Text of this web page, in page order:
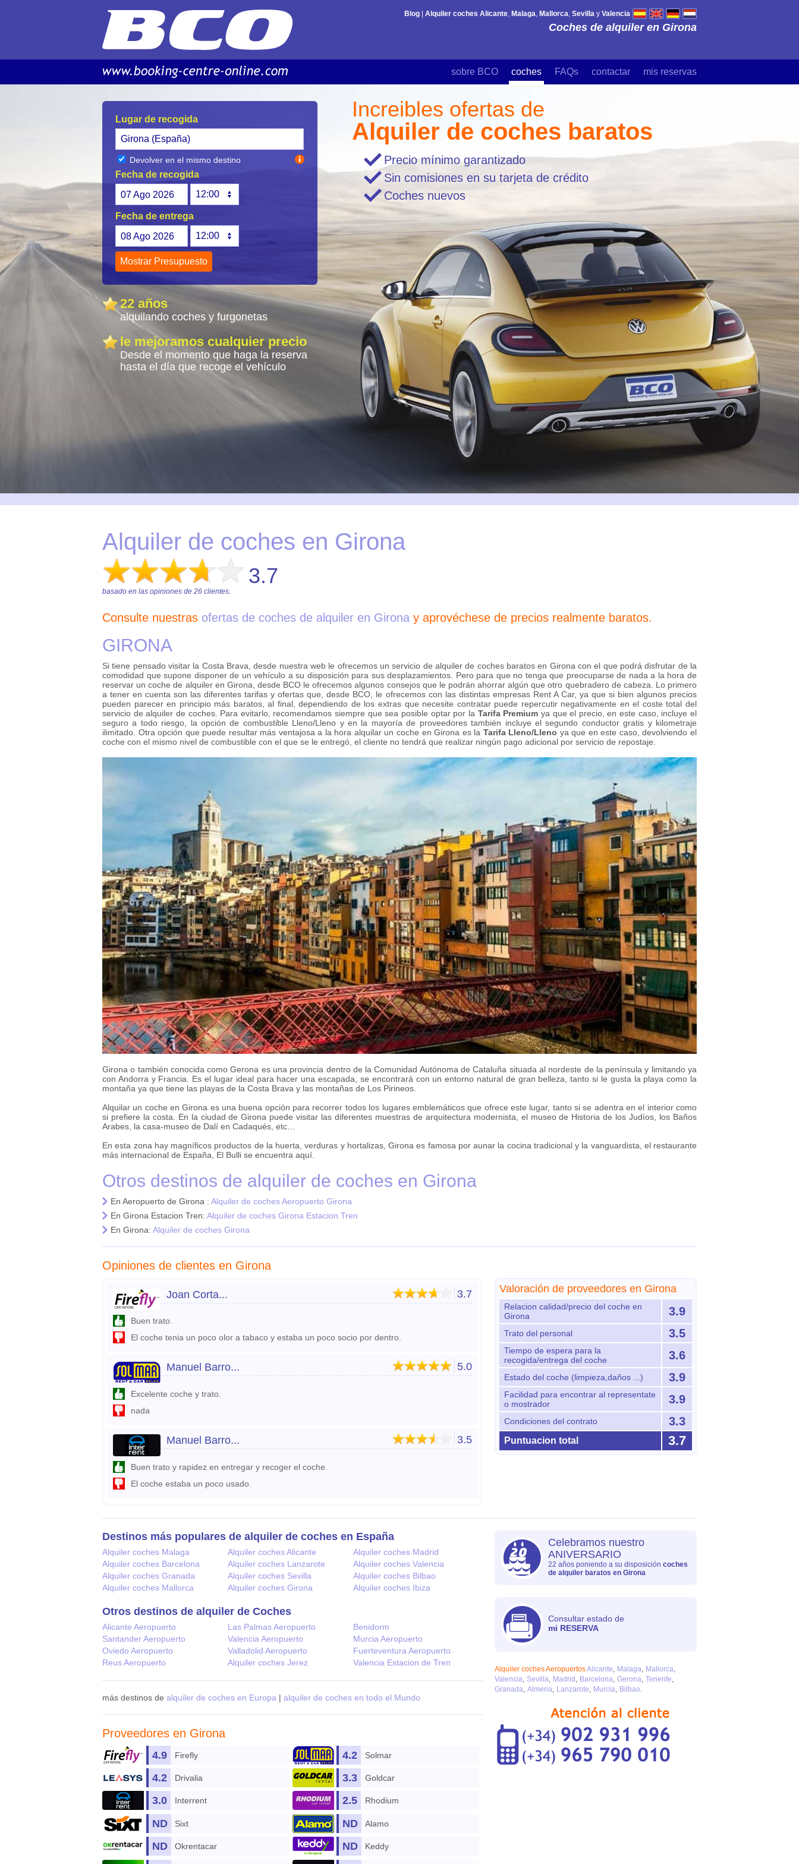
Alquiler de coches en Girona
3.7
basado en las opiniones de 26 clientes.
Consulte nuestras ofertas de coches de alquiler en Girona y aprovéchese de precios realmente baratos.
GIRONA
Si tiene pensado visitar la Costa Brava, desde nuestra web le ofrecemos un servicio de alquiler de coches baratos en Girona con el que podrá disfrutar de la
comodidad que supone disponer de un vehículo a su disposición para sus desplazamientos. Pero para que no tenga que preocuparse de nada a la hora de
reservar un coche de alquiler en Girona, desde BCO le ofrecemos algunos consejos que le podrán ahorrar algún que otro quebradero de cabeza. Lo primero
a tener en cuenta son las diferentes tarifas y ofertas que, desde BCO, le ofrecemos con las distintas empresas Rent A Car, ya que si bien algunos precios
pueden parecer en principio más baratos, al final, dependiendo de los extras que necesite contratar puede repercutir negativamente en el coste total del
servicio de alquiler de coches. Para evitarlo, recomendamos siempre que sea posible optar por la Tarifa Premium ya que el precio, en este caso, incluye el
seguro a todo riesgo, la opción de combustible Lleno/Lleno y en la mayoría de proveedores también incluye el segundo conductor gratis y kilometraje
ilimitado. Otra opción que puede resultar más ventajosa a la hora alquilar un coche en Girona es la Tarifa Lleno/Lleno ya que en este caso, devolviendo el
coche con el mismo nivel de combustible con el que se le entregó, el cliente no tendrá que realizar ningún pago adicional por servicio de repostaje.
Girona o también conocida como Gerona es una provincia dentro de la Comunidad Autónoma de Cataluña situada al nordeste de la península y limitando ya
con Andorra y Francia. Es el lugar ideal para hacer una escapada, se encontrará con un entorno natural de gran belleza, tanto si le gusta la playa como la
montaña ya que tiene las playas de la Costa Brava y las montañas de Los Pirineos.
Alquilar un coche en Girona es una buena opción para recorrer todos los lugares emblemáticos que ofrece este lugar, tanto si se adentra en el interior como
si prefiere la costa. En la ciudad de Girona puede visitar las diferentes muestras de arquitectura modernista, el museo de Historia de los Judíos, los Baños
Arabes, la casa-museo de Dalí en Cadaqués, etc…
En esta zona hay magníficos productos de la huerta, verduras y hortalizas, Girona es famosa por aunar la cocina tradicional y la vanguardista, el restaurante
más internacional de España, El Bulli se encuentra aquí.
Otros destinos de alquiler de coches en Girona
En Aeropuerto de Girona : Alquiler de coches Aeropuerto Girona
En Girona Estacion Tren: Alquiler de coches Girona Estacion Tren
En Girona: Alquiler de coches Girona
Opiniones de clientes en Girona
Joan Corta...
Buen trato.
El coche tenia un poco olor a tabaco y estaba un poco socio por dentro.
3.7
Manuel Barro...
Excelente coche y trato.
nada
5.0
Manuel Barro...
Buen trato y rapidez en entregar y recoger el coche.
El coche estaba un poco usado.
3.5
Valoración de proveedores en Girona
Relacion calidad/precio del coche en
Girona
3.9
Trato del personal 3.5
Tiempo de espera para la
recogida/entrega del coche
3.6
Estado del coche (limpieza,daños ...) 3.9
Facilidad para encontrar al representate
o mostrador
3.9
Condiciones del contrato 3.3
Puntuacion total 3.7
Destinos más populares de alquiler de coches en España
Alquiler coches Malaga Alquiler coches Alicante
Alquiler coches Madrid
Alquiler coches Barcelona
Alquiler coches Lanzarote
Alquiler coches Valencia
Alquiler coches Granada
Alquiler coches Sevilla
Alquiler coches Bilbao
Alquiler coches Mallorca
Alquiler coches Girona Alquiler coches Ibiza
Otros destinos de alquiler de Coches
Alicante Aeropuerto Las Palmas Aeropuerto
Benidorm
Santander Aeropuerto
Valencia Aeropuerto
Murcia Aeropuerto
Oviedo Aeropuerto
Valladolid Aeropuerto
Fuerteventura Aeropuerto
Reus Aeropuerto
Alquiler coches Jerez Valencia Estacion de Tren
más destinos de alquiler de coches en Europa | alquiler de coches en todo el Mundo
Proveedores en Girona
Firefly
4.9 Solmar
4.2
Drivalia
4.2 Goldcar
3.3
Interrent
3.0 Rhodium
2.5
Sixt
ND Alamo
ND
Okrentacar
ND Keddy
ND
Celebramos nuestro
ANIVERSARIO
22 años poniendo a su disposición coches
de alquiler baratos en Girona
Consultar estado de
mi RESERVA
Alquiler coches AeropuertosAlicante Malaga
Mallorca
Valencia
Sevilla Madrid Barcelona Gerona Tenerife
Granada Almeria Lanzarote Murcia Bilbao
Coches de alquiler en Girona
Blog Alquiler coches Alicante, Malaga, Mallorca, Sevilla y Valencia
sobre BCO coches FAQs contactar mis reservas
Lugar de recogida
Devolver en el mismo destino
Fecha de recogida
07Ago 2026
Fecha de entrega
08Ago 2026
Increibles ofertas de
Alquiler de coches baratos
Precio mínimo garantizado
Sin comisiones en su tarjeta de crédito
Coches nuevos
22 años
alquilando coches y furgonetas
le mejoramos cualquier precio
Desde el momento que haga la reserva
hasta el día que recoge el vehículo